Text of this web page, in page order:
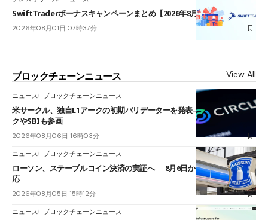
SwiftTraderボーナスキャンペーンまとめ【2026年8月最新】
2026年08月01日 07時37分
ブロックチェーンニュース View All
ニュース ブロックチェーンニュース
米サークル、独自L1アークの初期バリデーターを発表――ブラックロッ
クやSBIも参画
2026年08月06日 16時03分
ニュース ブロックチェーンニュース
ローソン、ステーブルコイン決済の実証へ──8月6日からJPYCやUSDC対
応
2026年08月05日 15時12分
ニュース ブロックチェーンニュース